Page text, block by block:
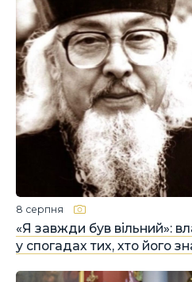
«Я завжди був вільний»:
у спогадах тих, хто його
8 серпня